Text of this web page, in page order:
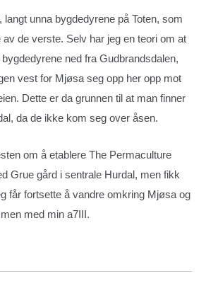
unna bygdedyrene på Toten, som
de verste. Selv har jeg en teori om at
ned fra Gudbrandsdalen,
vest for Mjøsa seg opp her opp mot
Dette er da grunnen til at man finner
da de ikke kom seg over åsen.
om å etablere The Permaculture
Grue gård i sentrale Hurdal, men fikk
får fortsette å vandre omkring Mjøsa og
med min a7III.